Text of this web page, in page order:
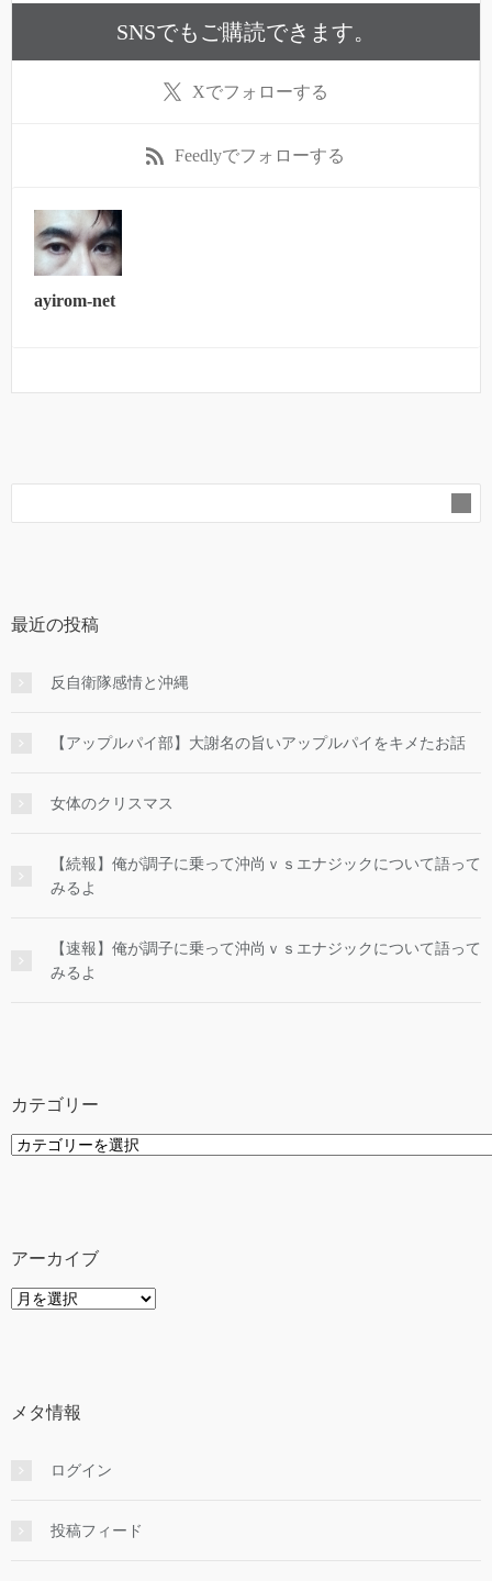
SNSでもご購読できます。
Xでフォローする
Feedlyでフォローする
ayirom-net
最近の投稿
反自衛隊感情と沖縄
【アップルパイ部】大謝名の旨いアップルパイをキメたお話
女体のクリスマス
【続報】俺が調子に乗って沖尚ｖｓエナジックについて語って
みるよ
【速報】俺が調子に乗って沖尚ｖｓエナジックについて語って
みるよ
カテゴリー
カ
アーカイブ
ア
メタ情報
ログイン
投稿フィード